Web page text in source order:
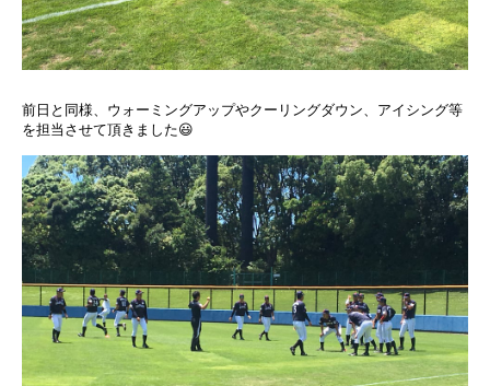
前日と同様、ウォーミングアップやクーリングダウン、アイシング等
を担当させて頂きました😃